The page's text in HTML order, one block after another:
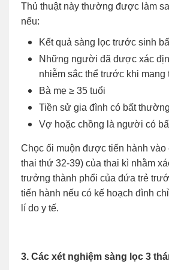
Thủ thuật này thường được làm
nếu:
Kết quả sàng lọc trước sinh
Những người đã được xác
nhiễm sắc thể trước khi mang
Bà mẹ ≥ 35 tuổi
Tiền sử gia đình có bất
Vợ hoặc chồng là người có
Chọc ối muộn được tiến hành vào
thai thứ 32-39) của thai kì nhằm
trưởng thành phổi của đứa trẻ
tiến hành nếu có kế hoạch đình
lí do y tế.
3. Các xét nghiệm sàng lọc 3